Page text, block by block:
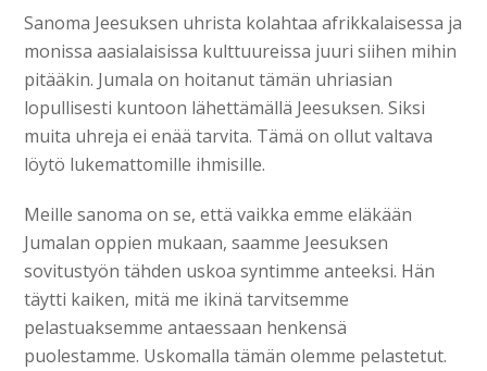
Sanoma Jeesuksen uhrista kolahtaa afrikkalaisessa ja
monissa aasialaisissa kulttuureissa juuri siihen mihin
pitääkin. Jumala on hoitanut tämän uhriasian
lopullisesti kuntoon lähettämällä Jeesuksen. Siksi
muita uhreja ei enää tarvita. Tämä on ollut valtava
löytö lukemattomille ihmisille.
Meille sanoma on se, että vaikka emme eläkään
Jumalan oppien mukaan, saamme Jeesuksen
sovitustyön tähden uskoa syntimme anteeksi. Hän
täytti kaiken, mitä me ikinä tarvitsemme
pelastuaksemme antaessaan henkensä
puolestamme. Uskomalla tämän olemme pelastetut.